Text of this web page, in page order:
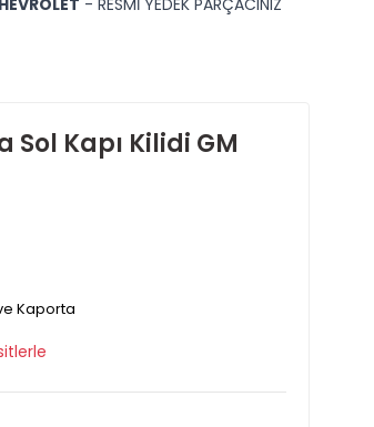
- RESMİ YEDEK PARÇACINIZ
Sol Kapı Kilidi GM
Kaporta